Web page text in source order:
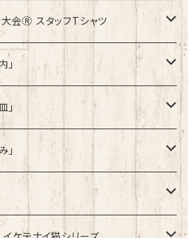
会Ⓡ スタッフTシャツ
」
」
」